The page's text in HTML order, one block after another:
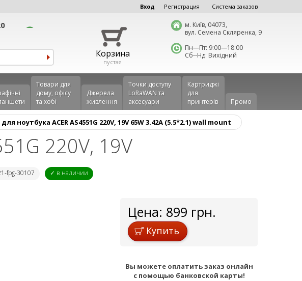
Вход Регистрация Система заказов
Корзина
пустая
м. Київ, 04073,
вул. Семена Скляренка, 9
Пн—Пт: 9:00—18:00
Сб--Нд: Вихідний
Товари для
дому, офісу
та хобі
Джерела
живлення
Точки доступу
LoRaWAN та
аксесуари
Картриджі
для
принтерів
Промо
ноутбука ACER AS4551G 220V, 19V 65W 3.42A (5.5*2.1) wall mount
220V, 19V
fpg-30107 ✓ в наличии
Цена: 899 грн.
Купить
Вы можете оплатить заказ онлайн
с помощью банковской карты!